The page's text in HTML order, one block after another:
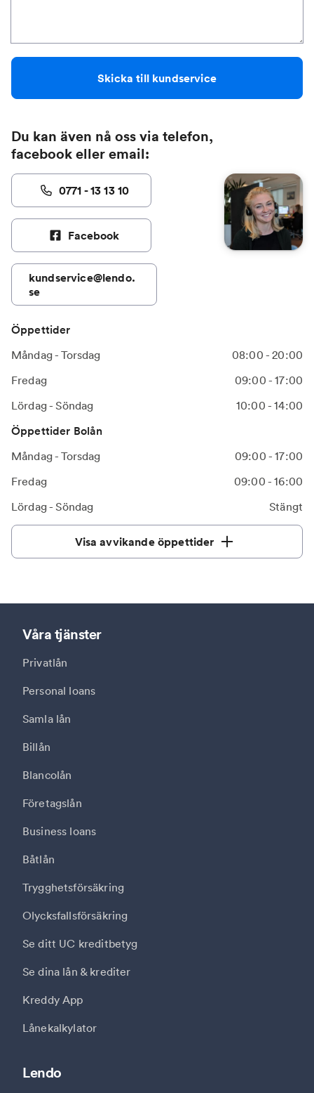
Skicka till kundservice
Du kan även nå oss via telefon,
facebook eller email:
0771 - 13 13 10
Facebook
kundservice@lendo.
se
Öppettider
Måndag - Torsdag
08:00 - 20:00
Fredag
09:00 - 17:00
Lördag - Söndag
10:00 - 14:00
Öppettider Bolån
Måndag - Torsdag
09:00 - 17:00
Fredag
09:00 - 16:00
Lördag - Söndag
Stängt
Visa avvikande öppettider
Våra tjänster
Privatlån
Personal loans
Samla lån
Billån
Blancolån
Företagslån
Business loans
Båtlån
Trygghetsförsäkring
Olycksfallsförsäkring
Se ditt UC kreditbetyg
Se dina lån & krediter
Kreddy App
Lånekalkylator
Lendo